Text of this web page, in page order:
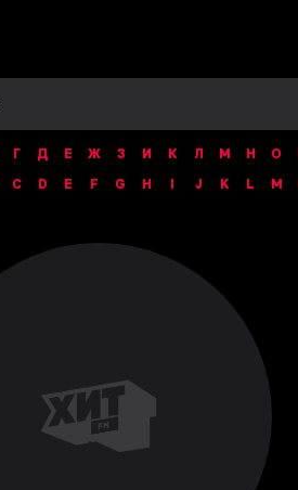
Г Д Е Ж З И К Л М Н О
C D E F G H I J K L M